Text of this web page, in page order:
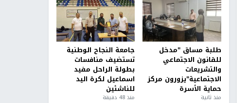
طلبة مساق "مدخل
للقانون الاجتماعي
والتشريعات
الاجتماعية"يزورون مركز
حماية الأسرة
منذ ثانية
جامعة النجاح الوطنية
تستضيف منافسات
بطولة الراحل مفيد
اسماعيل لكرة اليد
للناشئين
منذ 48 دقيقة